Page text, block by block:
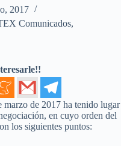
2017
Comunicados,
marzo de 2017 ha tenido lugar
en cuyo orden del
los siguientes puntos: